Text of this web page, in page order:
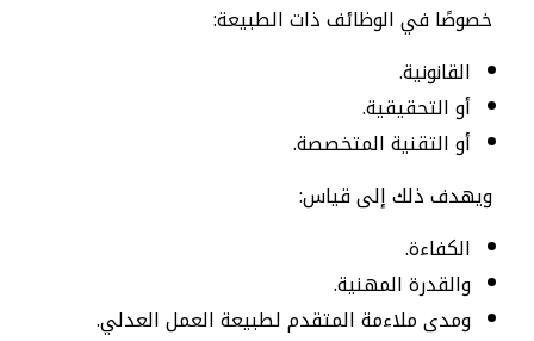
خصوصًا في الوظائف ذات الطبيعة:
القانونية.
أو التحقيقية.
أو التقنية المتخصصة.
ويهدف ذلك إلى قياس:
الكفاءة.
والقدرة المهنية.
ومدى ملاءمة المتقدم لطبيعة العمل العدلي.